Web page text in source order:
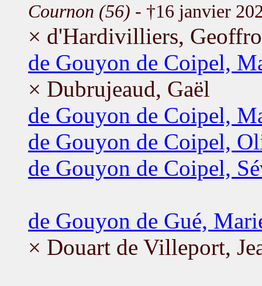
Cournon (56) - †16 janvier
× d'Hardivilliers,
de Gouyon de Coipel,
× Dubrujeaud, Gaël
de Gouyon de Coipel,
de Gouyon de Coipel,
de Gouyon de Coipel,
de Gouyon de Gué,
× Douart de Villeport,